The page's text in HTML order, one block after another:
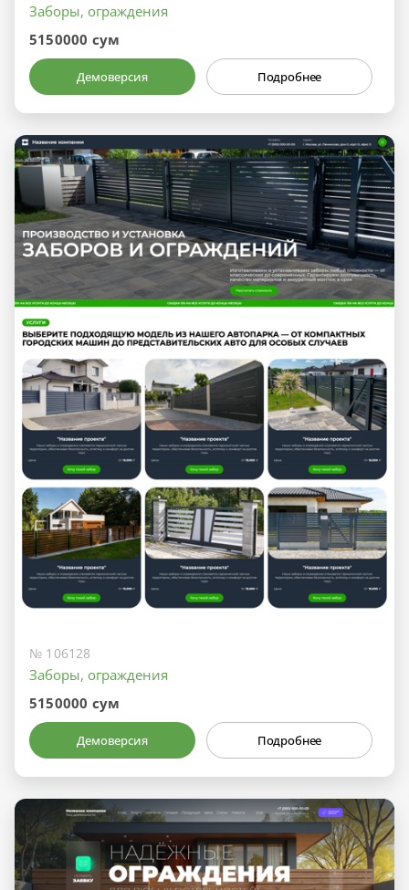
Заборы, ограждения
5150000 сум
Демоверсия Подробнее
№ 106128
Заборы, ограждения
5150000 сум
Демоверсия Подробнее